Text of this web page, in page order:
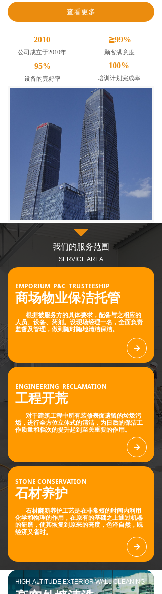
≧99%
顾客满意度
95%
设备的完好率
100%
培训计划完成率
查看更多
2010
公司成立于2010年
뀓
我们的服务范围
SERVICE AREA
EMPORIUM P&C TRUSTEESHIP
商场物业保洁托管
根据被服务方的具体要求，配备与之相应的
人员、设备、药剂。设现场经理一名，全面负责
监督及管理，做到随时随地清洁保洁。
녒
ENGINEERING RECLAMATION
工程开荒
对于建筑工程中所有装修表面遗留的垃圾污
垢，进行全方位立体式的清洁，为日后的保洁工
作质量和档次的提升起到至关重要的作用。
녒
STONE CONSERVATION
石材养护
石材翻新养护工艺是在非常短的时间内利用
化学和物理的作用，在原有的基础之上通过机器
的研磨，使其恢复到原来的亮度，色泽自然，既
经济又省时。
녒
HIGH-ALTITUDE EXTERIOR WALL CLEANING